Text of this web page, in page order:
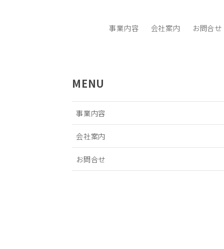
事業内容 会社案内 お問合せ
MENU
事業内容
会社案内
お問合せ